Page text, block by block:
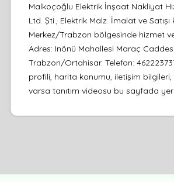
Malkoçoğlu Elektrik İnşaat Nakliyat
Ltd. Şti., Elektrik Malz. İmalat ve
Merkez/Trabzon bölgesinde hizmet
Adres: Inönü Mahallesi Maraç
Trabzon/Ortahisar. Telefon:
profili, harita konumu, iletişim
varsa tanıtım videosu bu sayfada